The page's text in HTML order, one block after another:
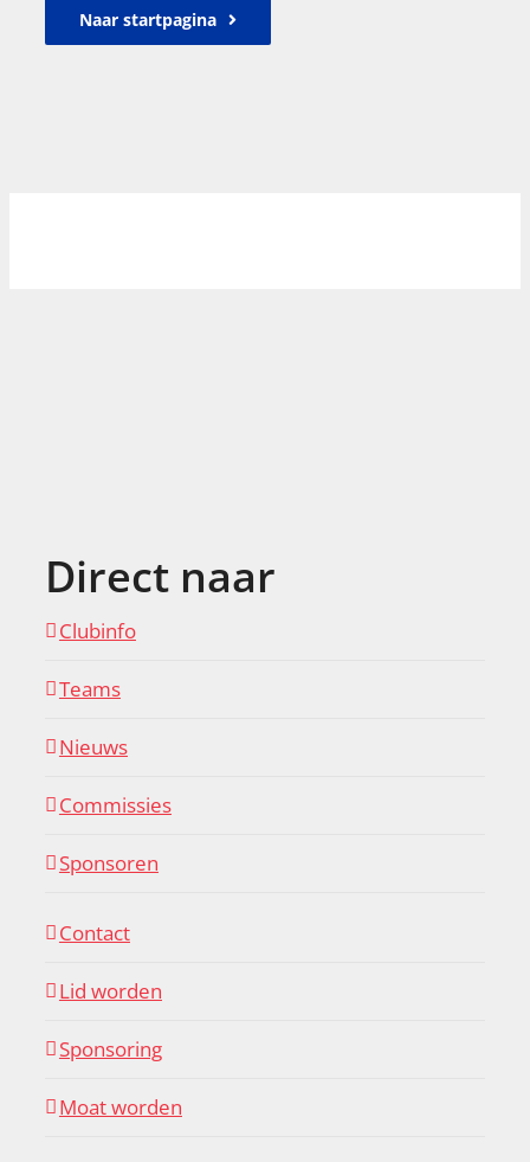
Naar startpagina
Direct naar
Clubinfo
Teams
Nieuws
Commissies
Sponsoren
Contact
Lid worden
Sponsoring
Moat worden